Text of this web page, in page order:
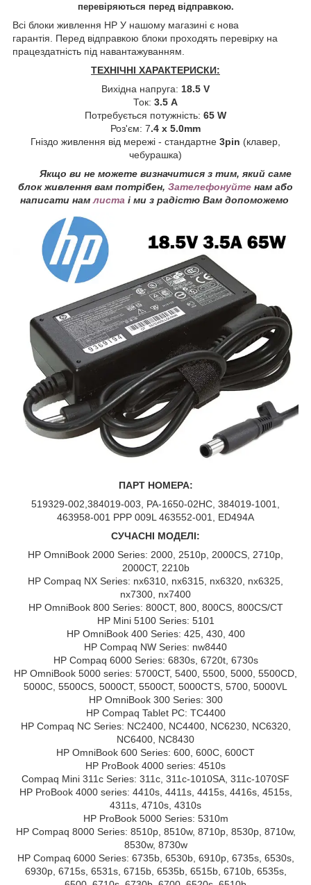
перевіряються перед відправкою.
Всі блоки живлення HP У нашому магазині є нова
гарантія. Перед відправкою блоки проходять перевірку на
працездатність під навантажуванням.
ТЕХНІЧНІ ХАРАКТЕРИСКИ:
Вихідна напруга: 18.5 V
Ток: 3.5 A
Потребується потужність: 65 W
Роз'єм: 7.4 x 5.0mm
Гніздо живлення від мережі - стандартне 3pin (клавер,
чебурашка)
Якщо ви не можете визначитися з тим, який саме
блок живлення вам потрібен, Зателефонуйте нам або
написати нам листа і ми з радістю Вам допоможемо
ПАРТ НОМЕРА:
519329-002,384019-003, PA-1650-02HC, 384019-1001,
463958-001 PPP 009L 463552-001, ED494A
СУЧАСНІ МОДЕЛІ:
HP OmniBook 2000 Series: 2000, 2510p, 2000CS, 2710p,
2000CT, 2210b
HP Compaq NX Series: nx6310, nx6315, nx6320, nx6325,
nx7300, nx7400
HP OmniBook 800 Series: 800CT, 800, 800CS, 800CS/CT
HP Mini 5100 Series: 5101
HP OmniBook 400 Series: 425, 430, 400
HP Compaq NW Series: nw8440
HP Compaq 6000 Series: 6830s, 6720t, 6730s
HP OmniBook 5000 series: 5700CT, 5400, 5500, 5000, 5500CD,
5000C, 5500CS, 5000CT, 5500CT, 5000CTS, 5700, 5000VL
HP OmniBook 300 Series: 300
HP Compaq Tablet PC: TC4400
HP Compaq NC Series: NC2400, NC4400, NC6230, NC6320,
NC6400, NC8430
HP OmniBook 600 Series: 600, 600C, 600CT
HP ProBook 4000 series: 4510s
Compaq Mini 311c Series: 311c, 311c-1010SA, 311c-1070SF
HP ProBook 4000 series: 4410s, 4411s, 4415s, 4416s, 4515s,
4311s, 4710s, 4310s
HP ProBook 5000 Series: 5310m
HP Compaq 8000 Series: 8510p, 8510w, 8710p, 8530p, 8710w,
8530w, 8730w
HP Compaq 6000 Series: 6735b, 6530b, 6910p, 6735s, 6530s,
6930p, 6715s, 6531s, 6715b, 6535b, 6515b, 6710b, 6535s,